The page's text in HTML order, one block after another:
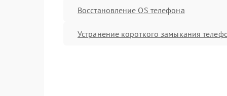
Восстановление OS телефона
Устранение короткого замыкания